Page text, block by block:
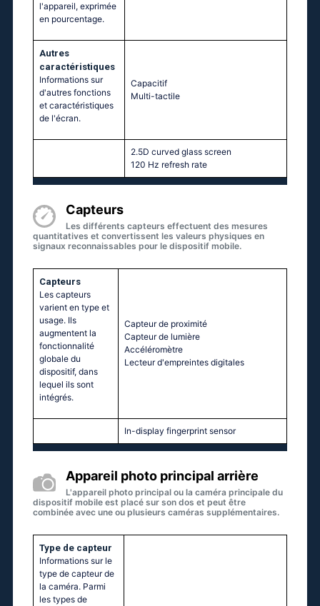
l'appareil, exprimée
en pourcentage.
Autres
caractéristiques
Informations sur
d'autres fonctions
et caractéristiques
de l'écran.
Capacitif
Multi-tactile
2.5D curved glass screen
120 Hz refresh rate
Capteurs
Les différents capteurs effectuent des mesures
quantitatives et convertissent les valeurs physiques en
signaux reconnaissables pour le dispositif mobile.
Capteurs
Les capteurs
varient en type et
usage. Ils
augmentent la
fonctionnalité
globale du
dispositif, dans
lequel ils sont
intégrés.
Capteur de proximité
Capteur de lumière
Accéléromètre
Lecteur d'empreintes digitales
In-display fingerprint sensor
Appareil photo principal arrière
L'appareil photo principal ou la caméra principale du
dispositif mobile est placé sur son dos et peut être
combinée avec une ou plusieurs caméras supplémentaires.
Type de capteur
Informations sur le
type de capteur de
la caméra. Parmi
les types de